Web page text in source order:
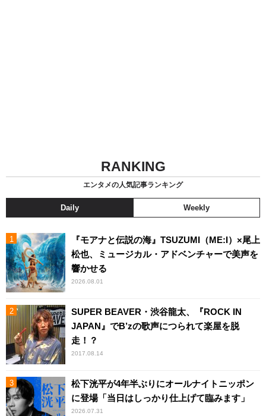
RANKING
エンタメの人気記事ランキング
Daily Weekly
『モアナと伝説の海』TSUZUMI（ME:I）×尾上
松也、ミュージカル・アドベンチャーで美声を
響かせる
2026.08.01
SUPER BEAVER・渋谷龍太、『ROCK IN
JAPAN』でB’zの歌声につられて楽屋を脱
走！？
2017.08.14
松下洸平が4年半ぶりにオールナイトニッポン
に登場「当日はしっかり仕上げて臨みます」
2026.07.31